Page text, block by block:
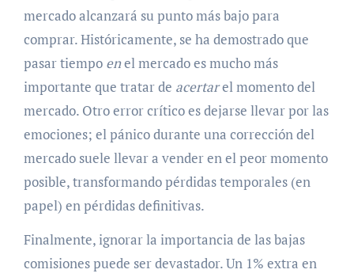
mercado alcanzará su punto más bajo para
comprar. Históricamente, se ha demostrado que
pasar tiempo enel mercado es mucho más
importante que tratar de acertarel momento del
mercado. Otro error crítico es dejarse llevar por las
emociones; el pánico durante una corrección del
mercado suele llevar a vender en el peor momento
posible, transformando pérdidas temporales (en
papel) en pérdidas definitivas.
Finalmente, ignorar la importancia de las bajas
comisiones puede ser devastador. Un 1% extra en